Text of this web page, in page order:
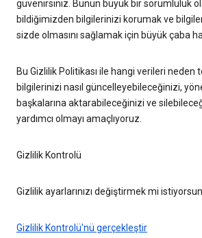
güvenirsiniz. Bunun büyük bir sorumluluk
bildiğimizden bilgilerinizi korumak ve
sizde olmasını sağlamak için büyük çaba
Bu Gizlilik Politikası ile hangi verileri neden
bilgilerinizi nasıl güncelleyebileceğinizi,
başkalarına aktarabileceğinizi ve
yardımcı olmayı amaçlıyoruz.
Gizlilik Kontrolü
Gizlilik ayarlarınızı değiştirmek mi
Gizlilik Kontrolü'nü gerçekleştir